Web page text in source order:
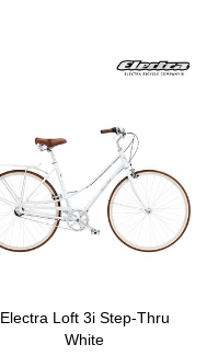
Electra Loft 3i Step-Thru
White